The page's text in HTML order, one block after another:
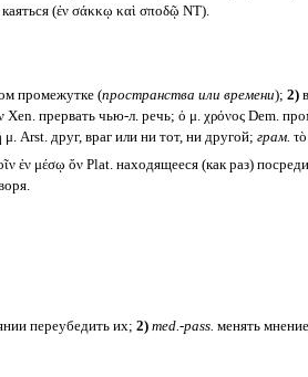
каяться (ἐν σάκκῳ καὶ σποδῷ NT).
промежутке (пространства или времени); 2)
Xen. прервать чью-л. речь; ὁ μ. χρόνος Dem.
Arst. друг, враг или ни тот, ни другой; грам.
ἐν μέσῳ ὄν Plat. находящееся (как раз)
переубедить их; 2) med.-pass. менять мнение